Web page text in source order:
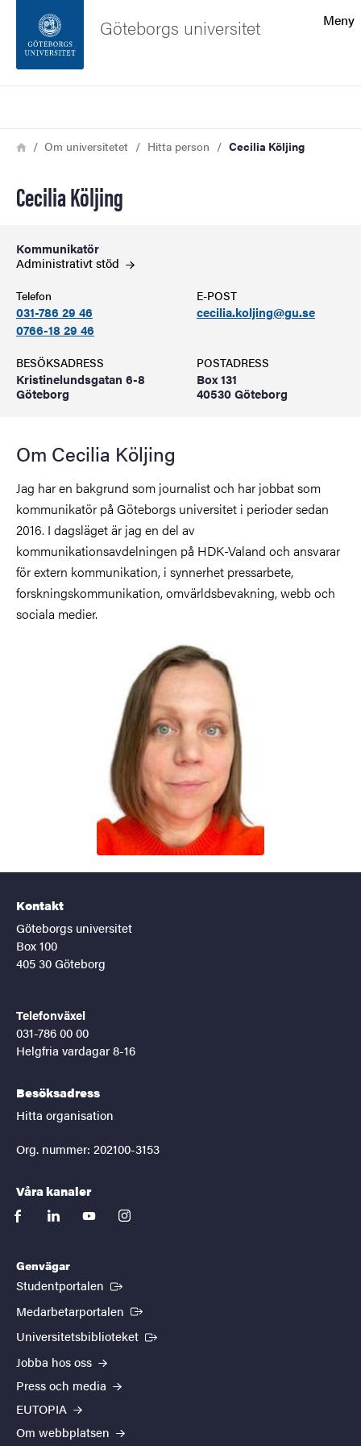
Sidfoten
Meny
Göteborgs universitet
Länkstig
HemOm universitetet Hitta person Cecilia Köljing
Cecilia Köljing
Kommunikatör
Administrativtstöd
Telefon
031-786 29 46
0766-18 29 46
E-POST
cecilia.koljing@gu.se
BESÖKSADRESS
Kristinelundsgatan 6-8
Göteborg
POSTADRESS
Box 131
40530 Göteborg
Om Cecilia Köljing
Jag har en bakgrund som journalist och har jobbat som
kommunikatör på Göteborgs universitet i perioder sedan
2016. I dagsläget är jag en del av
kommunikationsavdelningen på HDK-Valand och ansvarar
för extern kommunikation, i synnerhet pressarbete,
forskningskommunikation, omvärldsbevakning, webb och
sociala medier.
Kontakt
Göteborgs universitet
Box 100
405 30 Göteborg
Telefonväxel
031-786 00 00
Helgfria vardagar 8-16
Besöksadress
Hitta organisation
Org. nummer: 202100-3153
Våra kanaler
facebooklinkedinyoutubeinstagram
Genvägar
Studentportalen (Extern länk)
Medarbetarportalen (Extern länk)
Universitetsbiblioteket (Extern länk)
Jobba hos oss
Press och media
EUTOPIA
Om webbplatsen